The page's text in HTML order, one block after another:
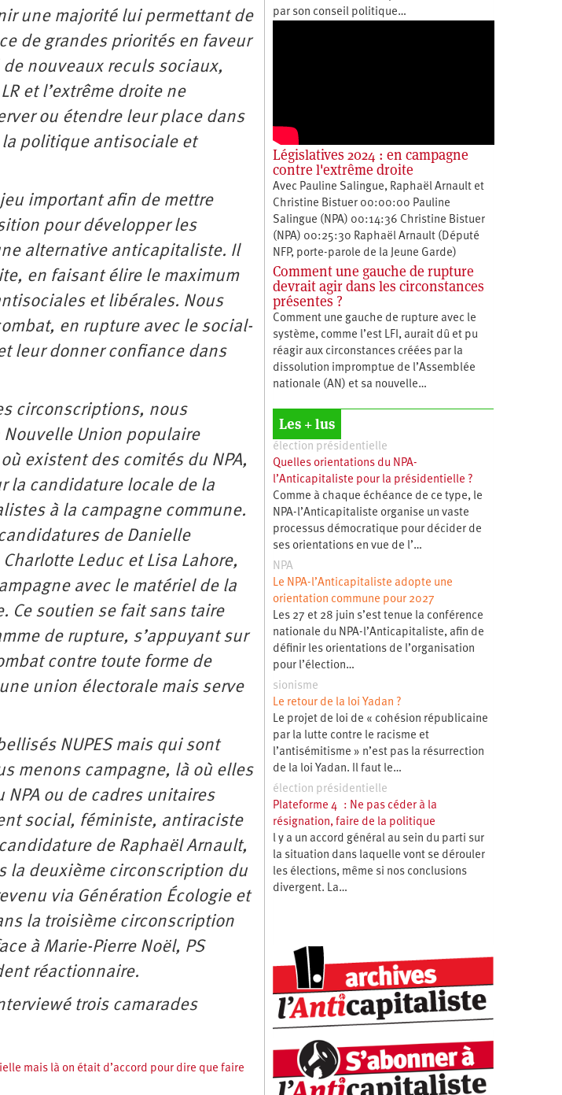
une majorité lui permettant de
de grandes priorités en faveur
nouveaux reculs sociaux,
et l’extrême droite ne
ou étendre leur place dans
politique antisociale et
important afin de mettre
pour développer les
alternative anticapitaliste. Il
en faisant élire le maximum
et libérales. Nous
en rupture avec le social-
leur donner confiance dans
circonscriptions, nous
Union populaire
existent des comités du NPA,
la candidature locale de la
à la campagne commune.
de Danielle
Leduc et Lisa Lahore,
avec le matériel de la
Ce soutien se fait sans taire
de rupture, s’appuyant sur
contre toute forme de
union électorale mais serve
NUPES mais qui sont
menons campagne, là où elles
ou de cadres unitaires
social, féministe, antiraciste
de Raphaël Arnault,
la deuxième circonscription du
via Génération Écologie et
la troisième circonscription
à Marie-Pierre Noël, PS
réactionnaire.
trois camarades
mais là on était d’accord pour dire que faire
par son conseil politique…
Législatives 2024 : en campagne
contre l'extrême droite
Avec Pauline Salingue, Raphaël Arnault et
Christine Bistuer 00:00:00 Pauline
Salingue (NPA) 00:14:36 Christine Bistuer
(NPA) 00:25:30 Raphaël Arnault (Député
NFP, porte-parole de la Jeune Garde)
Comment une gauche de rupture
devrait agir dans les circonstances
présentes ?
Comment une gauche de rupture avec le
système, comme l’est LFI, aurait dû et pu
réagir aux circonstances créées par la
dissolution impromptue de l’Assemblée
nationale (AN) et sa nouvelle…
Les + lus
élection présidentielle
Quelles orientations du NPA-
l’Anticapitaliste pour la présidentielle ?
Comme à chaque échéance de ce type, le
NPA-l’Anticapitaliste organise un vaste
processus démocratique pour décider de
ses orientations en vue de l’…
NPA
Le NPA-l’Anticapitaliste adopte une
orientation commune pour 2027
Les 27 et 28 juin s’est tenue la conférence
nationale du NPA-l’Anticapitaliste, afin de
définir les orientations de l’organisation
pour l’élection…
sionisme
Le retour de la loi Yadan ?
Le projet de loi de « cohésion républicaine
par la lutte contre le racisme et
l’antisémitisme » n’est pas la résurrection
de la loi Yadan. Il faut le…
élection présidentielle
Plateforme 4 : Ne pas céder à la
résignation, faire de la politique
l y a un accord général au sein du parti sur
la situation dans laquelle vont se dérouler
les élections, même si nos conclusions
divergent. La…